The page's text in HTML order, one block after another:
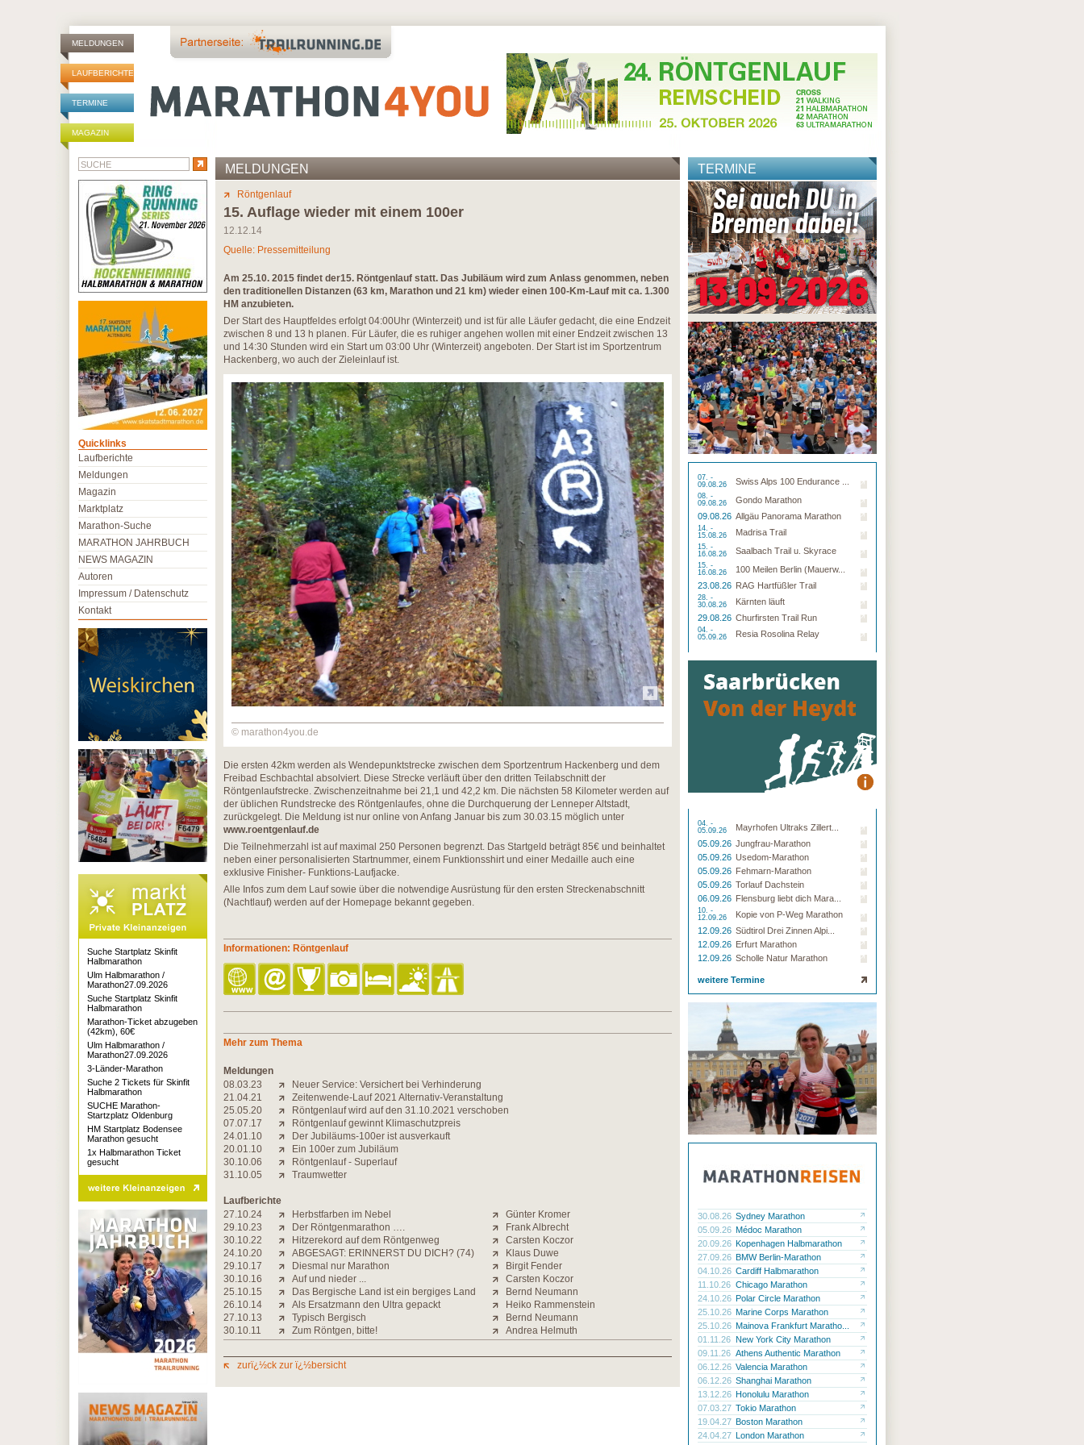
MELDUNGEN
LAUFBERICHTE
TERMINE
MAGAZIN
MELDUNGEN
Röntgenlauf
15. Auflage wieder mit einem 100er
12.12.14
Quelle: Pressemitteilung
Am 25.10. 2015 findet der15. Röntgenlauf statt. Das Jubiläum wird zum Anlass genommen, neben
den traditionellen Distanzen (63 km, Marathon und 21 km) wieder einen 100-Km-Lauf mit ca. 1.300
HM anzubieten.
Der Start des Hauptfeldes erfolgt 04:00Uhr (Winterzeit) und ist für alle Läufer gedacht, die eine Endzeit
zwischen 8 und 13 h planen. Für Läufer, die es ruhiger angehen wollen mit einer Endzeit zwischen 13
und 14:30 Stunden wird ein Start um 03:00 Uhr (Winterzeit) angeboten. Der Start ist im Sportzentrum
Hackenberg, wo auch der Zieleinlauf ist.
© marathon4you.de
Die ersten 42km werden als Wendepunktstrecke zwischen dem Sportzentrum Hackenberg und dem
Freibad Eschbachtal absolviert. Diese Strecke verläuft über den dritten Teilabschnitt der
Röntgenlaufstrecke. Zwischenzeitnahme bei 21,1 und 42,2 km. Die nächsten 58 Kilometer werden auf
der üblichen Rundstrecke des Röntgenlaufes, ohne die Durchquerung der Lenneper Altstadt,
zurückgelegt. Die Meldung ist nur online von Anfang Januar bis zum 30.03.15 möglich unter
www.roentgenlauf.de
Die Teilnehmerzahl ist auf maximal 250 Personen begrenzt. Das Startgeld beträgt 85€ und beinhaltet
neben einer personalisierten Startnummer, einem Funktionsshirt und einer Medaille auch eine
exklusive Finisher- Funktions-Laufjacke.
Alle Infos zum dem Lauf sowie über die notwendige Ausrüstung für den ersten Streckenabschnitt
(Nachtlauf) werden auf der Homepage bekannt gegeben.
Informationen: Röntgenlauf
Mehr zum Thema
Meldungen
08.03.23
Neuer Service: Versichert bei Verhinderung
21.04.21
Zeitenwende-Lauf 2021 Alternativ-Veranstaltung
25.05.20
Röntgenlauf wird auf den 31.10.2021 verschoben
07.07.17
Röntgenlauf gewinnt Klimaschutzpreis
24.01.10
Der Jubiläums-100er ist ausverkauft
20.01.10
Ein 100er zum Jubiläum
30.10.06
Röntgenlauf - Superlauf
31.10.05
Traumwetter
Laufberichte
27.10.24
Herbstfarben im Nebel
Günter Kromer
29.10.23
Der Röntgenmarathon ….
Frank Albrecht
30.10.22
Hitzerekord auf dem Röntgenweg
Carsten Koczor
24.10.20
ABGESAGT: ERINNERST DU DICH? (74)
Klaus Duwe
29.10.17
Diesmal nur Marathon
Birgit Fender
30.10.16
Auf und nieder ...
Carsten Koczor
25.10.15
Das Bergische Land ist ein bergiges Land
Bernd Neumann
26.10.14
Als Ersatzmann den Ultra gepackt
Heiko Rammenstein
27.10.13
Typisch Bergisch
Bernd Neumann
30.10.11
Zum Röntgen, bitte! Andrea Helmuth
zurï¿½ck zur ï¿½bersicht
TERMINE
07. -
09.08.26
Swiss Alps 100 Endurance ...
08. -
09.08.26
Gondo Marathon
09.08.26 Allgäu Panorama Marathon
14. -
15.08.26
Madrisa Trail
15. -
16.08.26
Saalbach Trail u. Skyrace
15. -
16.08.26
100 Meilen Berlin (Mauerw...
23.08.26 RAG Hartfüßler Trail
28. -
30.08.26
Kärnten läuft
29.08.26 Churfirsten Trail Run
04. -
05.09.26
Resia Rosolina Relay
04. -
05.09.26
Mayrhofen Ultraks Zillert...
05.09.26 Jungfrau-Marathon
05.09.26 Usedom-Marathon
05.09.26 Fehmarn-Marathon
05.09.26 Torlauf Dachstein
06.09.26 Flensburg liebt dich Mara...
10. -
12.09.26
Kopie von P-Weg Marathon
12.09.26 Südtirol Drei Zinnen Alpi...
12.09.26 Erfurt Marathon
12.09.26 Scholle Natur Marathon
weitere Termine
30.08.26 Sydney Marathon
05.09.26 Médoc Marathon
20.09.26 Kopenhagen Halbmarathon
27.09.26 BMW Berlin-Marathon
04.10.26 Cardiff Halbmarathon
11.10.26 Chicago Marathon
24.10.26 Polar Circle Marathon
25.10.26 Marine Corps Marathon
25.10.26 Mainova Frankfurt Maratho...
01.11.26 New York City Marathon
09.11.26 Athens Authentic Marathon
06.12.26 Valencia Marathon
06.12.26 Shanghai Marathon
13.12.26 Honolulu Marathon
07.03.27 Tokio Marathon
19.04.27 Boston Marathon
24.04.27 London Marathon
Quicklinks
Laufberichte
Meldungen
Magazin
Marktplatz
Marathon-Suche
MARATHON JAHRBUCH
NEWS MAGAZIN
Autoren
Impressum / Datenschutz
Kontakt
Suche Startplatz Skinfit
Halbmarathon
Ulm Halbmarathon /
Marathon27.09.2026
Suche Startplatz Skinfit
Halbmarathon
Marathon-Ticket abzugeben
(42km), 60€
Ulm Halbmarathon /
Marathon27.09.2026
3-Länder-Marathon
Suche 2 Tickets für Skinfit
Halbmarathon
SUCHE Marathon-
Startzplatz Oldenburg
HM Startplatz Bodensee
Marathon gesucht
1x Halbmarathon Ticket
gesucht